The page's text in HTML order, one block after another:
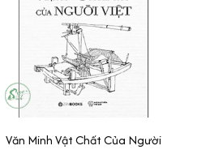
Văn Minh Vật Chất Của Người